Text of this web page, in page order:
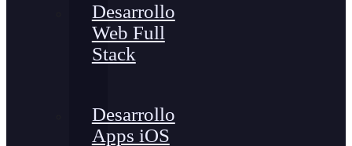
Desarrollo
Web Full
Stack
Desarrollo
Apps iOS